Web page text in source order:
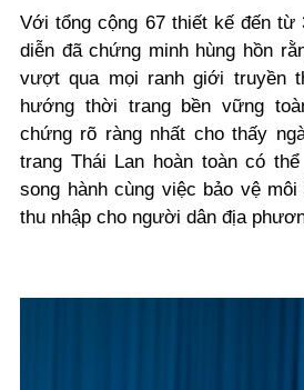
Với tổng cộng 67 thiết kế đến từ
diễn đã chứng minh hùng hồn
vượt qua mọi ranh giới truyền
hướng thời trang bền vững
chứng rõ ràng nhất cho thấy
trang Thái Lan hoàn toàn có
song hành cùng việc bảo vệ
thu nhập cho người dân địa